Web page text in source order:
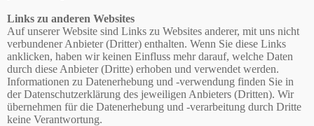
Links zu anderen Websites
Auf unserer Website sind Links zu Websites anderer, mit uns nicht
verbundener Anbieter (Dritter) enthalten. Wenn Sie diese Links
anklicken, haben wir keinen Einfluss mehr darauf, welche Daten
durch diese Anbieter (Dritte) erhoben und verwendet werden.
Informationen zu Datenerhebung und -verwendung finden Sie in
der Datenschutzerklärung des jeweiligen Anbieters (Dritten). Wir
übernehmen für die Datenerhebung und -verarbeitung durch Dritte
keine Verantwortung.